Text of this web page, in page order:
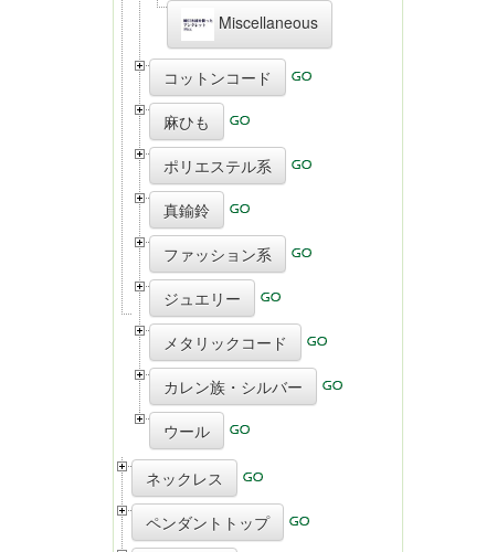
Miscellaneous
コットンコード
麻ひも
ポリエステル系
真鍮鈴
ファッション系
ジュエリー
メタリックコード
カレン族・シルバー
ウール
ネックレス
ペンダントトップ